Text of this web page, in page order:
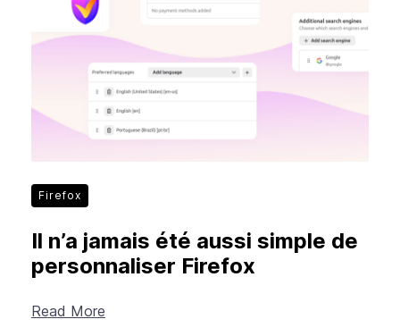
Firefox
Il n’a jamais été aussi simple de
personnaliser Firefox
Read More